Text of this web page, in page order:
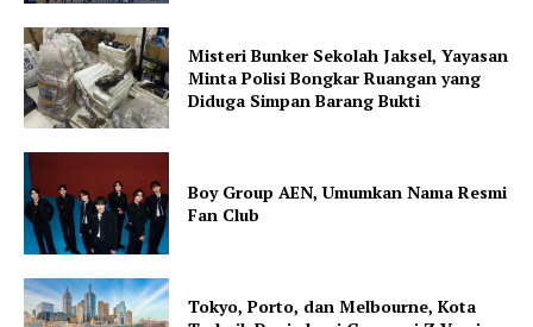
Misteri Bunker Sekolah Jaksel, Yayasan
Minta Polisi Bongkar Ruangan yang
Diduga Simpan Barang Bukti
Boy Group AEN, Umumkan Nama Resmi
Fan Club
Tokyo, Porto, dan Melbourne, Kota